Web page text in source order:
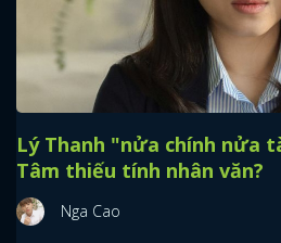
Lý Thanh "nửa chính nửa
Tâm thiếu tính nhân văn?
Nga Cao